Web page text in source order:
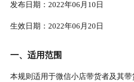
发布日期：2022年06月10日
生效日期：2022年06月20日
一、适用范围
本规则适用于微信小店带货者及其